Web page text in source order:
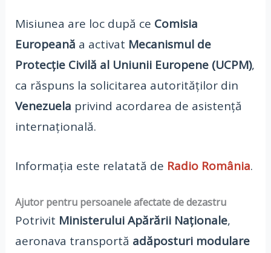
Misiunea are loc după ce Comisia
Europeană a activat Mecanismul de
Protecție Civilă al Uniunii Europene (UCPM),
ca răspuns la solicitarea autorităților din
Venezuela privind acordarea de asistență
internațională.
Informația este relatată de Radio România.
Ajutor pentru persoanele afectate de dezastru
Potrivit Ministerului Apărării Naționale,
aeronava transportă adăposturi modulare